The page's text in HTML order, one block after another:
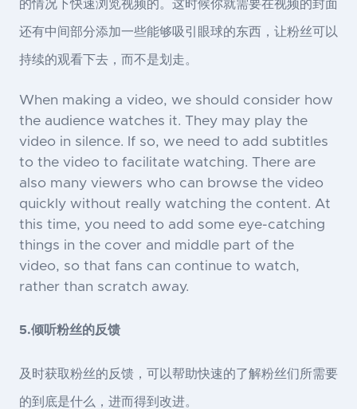
的情况下快速浏览视频的。这时候你就需要在视频的封面
还有中间部分添加一些能够吸引眼球的东西，让粉丝可以
持续的观看下去，而不是划走。
When making a video, we should consider how
the audience watches it. They may play the
video in silence. If so, we need to add subtitles
to the video to facilitate watching. There are
also many viewers who can browse the video
quickly without really watching the content. At
this time, you need to add some eye-catching
things in the cover and middle part of the
video, so that fans can continue to watch,
rather than scratch away.
5.倾听粉丝的反馈
及时获取粉丝的反馈，可以帮助快速的了解粉丝们所需要
的到底是什么，进而得到改进。